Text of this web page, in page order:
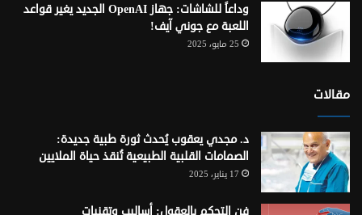
وداعاً للشاشات: جهاز OpenAI الجديد يغير قواعد
اللعبة مع جوني آيف!
25 مايو، 2025
مقالات
د. مجدي يعقوب يُحدث ثورة طبية جديدة:
الصمامات القلبية الطبيعية تُنقذ حياة الملايين
17 يناير، 2025
فن التحكم بالعقول: أساليب وتقنيات